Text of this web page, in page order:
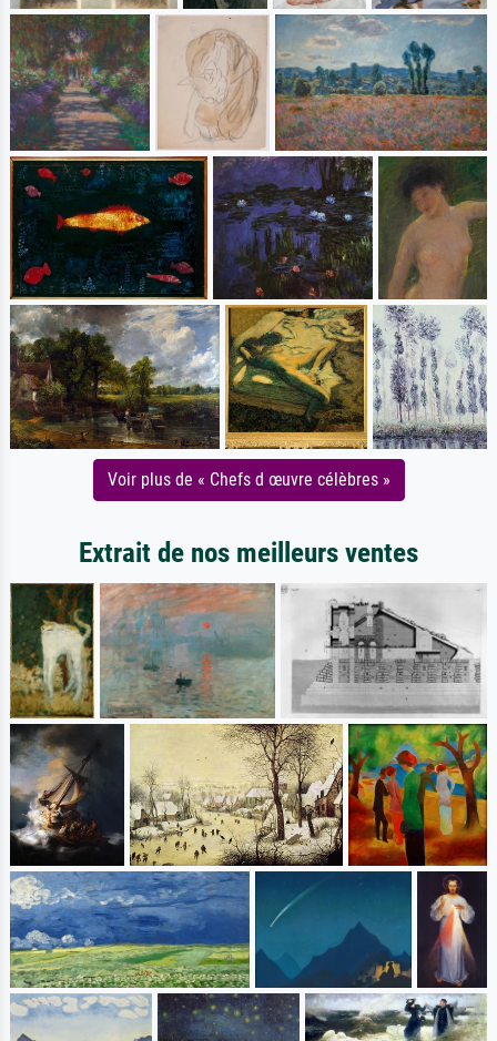
Voir plus de « Chefs d œuvre célèbres »
Extrait de nos meilleurs ventes